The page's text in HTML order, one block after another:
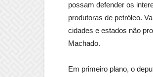
possam defender os
produtoras de petróleo.
cidades e estados não
Machado.
Em primeiro plano, o